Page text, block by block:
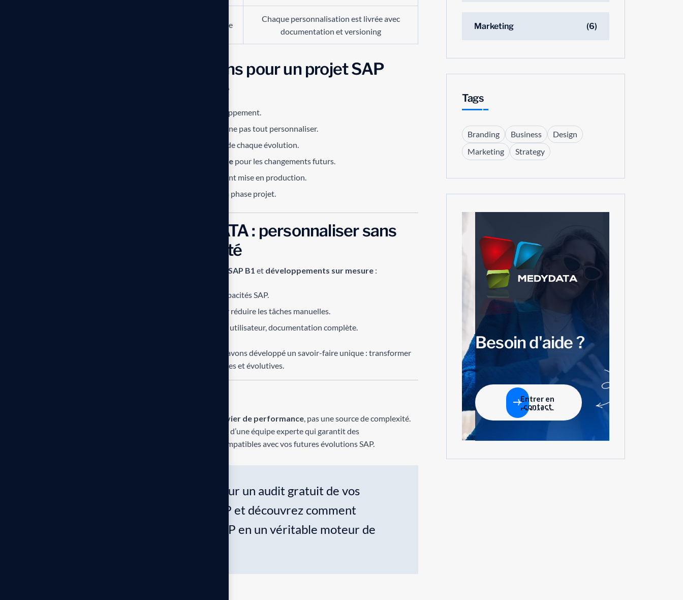
Maintenance difficile
Chaque personnalisation est livrée avec
documentation et versioning
💡 Nos recommandations pour un projet SAP
personnalisé et durable
avant tout développement.
: ne pas tout personnaliser.
de chaque évolution.
Mettre en place une gouvernance technique pour les changements futurs.
avec les utilisateurs clés avant mise en production.
dès la phase projet.
🚀 L’approche MEDYDATA : personnaliser sans
compromettre la stabilité
standard SAP B1 et développements sur mesure :
Add-ons intégrés et légers pour étendre les capacités SAP.
Automatisations intelligentes (IA + RPA ) pour réduire les tâches manuelles.
Méthodologie agile : tests continus, validation utilisateur, documentation complète.
Grâce à notre expérience auprès d’acteurs , nous avons développé un savoir-faire unique : transformer
vos besoins métiers en solutions SAP performantes et évolutives.
un levier de performance , pas une source de complexité.
, vous bénéficiez d’une équipe experte qui garantit des
personnalisations maîtrisées, documentées et compatibles avec vos futures évolutions SAP.
💬 Contactez-nous pour un audit gratuit de vos
personnalisations SAP et découvrez comment
transformer votre ERP en un véritable moteur de
Marketing (6)
Tags
Branding Business
Design
Marketing
Strategy
Besoin d'aide ?
Entrer en
contact